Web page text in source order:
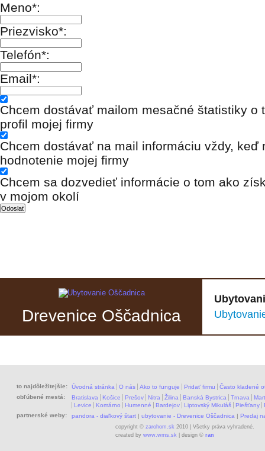
Meno*:
Priezvisko*:
Telefón*:
Email*:
Chcem dostávať mailom mesačné štatistiky o
profil mojej firmy
Chcem dostávať na mail informáciu vždy, keď
hodnotenie mojej firmy
Chcem sa dozvedieť informácie o tom ako
v mojom okolí
Drevenice Oščadnica
to najdôležitejšie: Úvodná stránka O nás Ako to funguje Pridať firmu
Často kladené
obľúbené mestá:
Bratislava Košice Prešov Nitra Žilina Banská Bystrica Trnava
Levice
Komárno Humenné Bardejov Liptovský Mikuláš Piešťany
partnerské weby:
pandora - diaľkový štart | ubytovanie - Drevenice Oščadnica | Predaj
copyright © zarohom.sk 2010 | Všetky práva vyhradené.
created by www.wms.sk | design © ran